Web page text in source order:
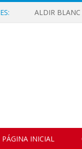
ALDIR BLANC
PÁGINA INICIAL